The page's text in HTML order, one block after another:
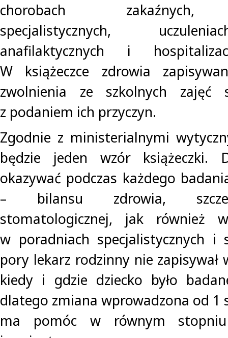
chorobach zakaźnych,
specjalistycznych,
anafilaktycznych i
W książeczce zdrowia
zwolnienia ze szkolnych zajęć
z podaniem ich przyczyn.
Zgodnie z ministerialnymi
będzie jeden wzór książeczki.
okazywać podczas każdego
– bilansu zdrowia,
stomatologicznej, jak również
w poradniach specjalistycznych i
pory lekarz rodzinny nie zapisywał
kiedy i gdzie dziecko było
dlatego zmiana wprowadzona od 1
ma pomóc w równym